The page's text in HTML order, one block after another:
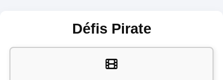
Défis Pirate